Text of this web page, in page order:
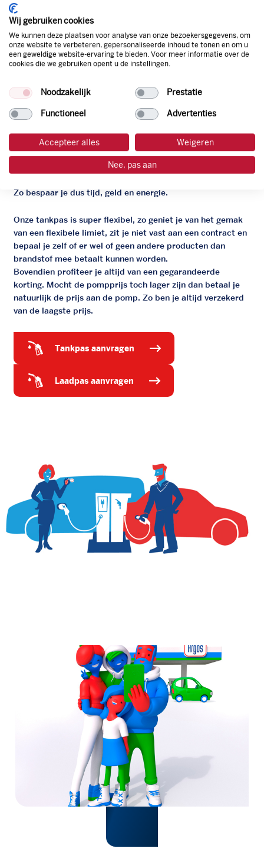
AdBlue
De zakelijke Argos pas
Je bent beter op weg met de gratis zakelijke tankpas van
Argos. Geen administratieve rompslomp dankzij ons
Zo bespaar je dus tijd, geld en energie.
Onze tankpas is super flexibel, zo geniet je van het gemak
van een flexibele limiet, zit je niet vast aan een contract en
bepaal je zelf of er wel of geen andere producten dan
brandstof mee betaalt kunnen worden.
Bovendien profiteer je altijd van een gegarandeerde
korting. Mocht de pompprijs toch lager zijn dan betaal je
natuurlijk de prijs aan de pomp. Zo ben je altijd verzekerd
van de laagste prijs.
tankpas aanvragen
laadpas aanvragen
Wij gebruiken cookies
We kunnen deze plaatsen voor analyse van onze bezoekersgegevens, om
onze website te verbeteren, gepersonaliseerde inhoud te tonen en om u
een geweldige website-ervaring te bieden. Voor meer informatie over de
cookies die we gebruiken opent u de instellingen.
Noodzakelijk Prestatie
Functioneel Advertenties
Accepteer alles Weigeren
Nee, pas aan